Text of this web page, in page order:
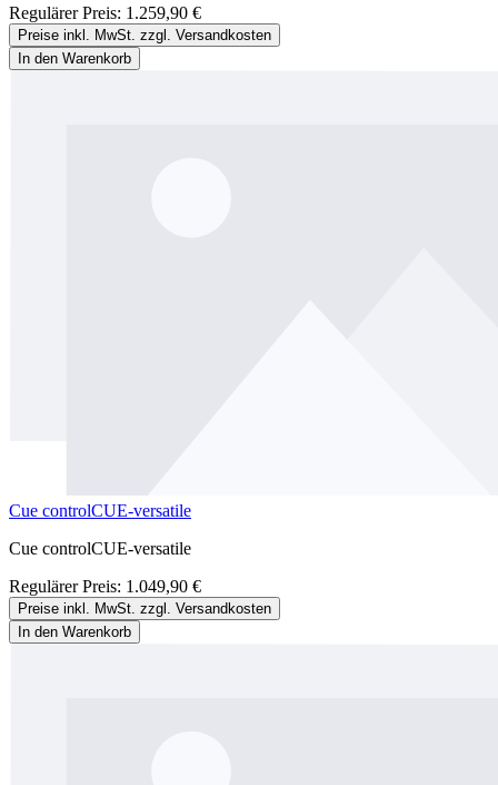
Regulärer Preis: 1.259,90 €
Preise inkl. MwSt. zzgl. Versandkosten
In den Warenkorb
Cue controlCUE-versatile
Cue controlCUE-versatile
Regulärer Preis: 1.049,90 €
Preise inkl. MwSt. zzgl. Versandkosten
In den Warenkorb